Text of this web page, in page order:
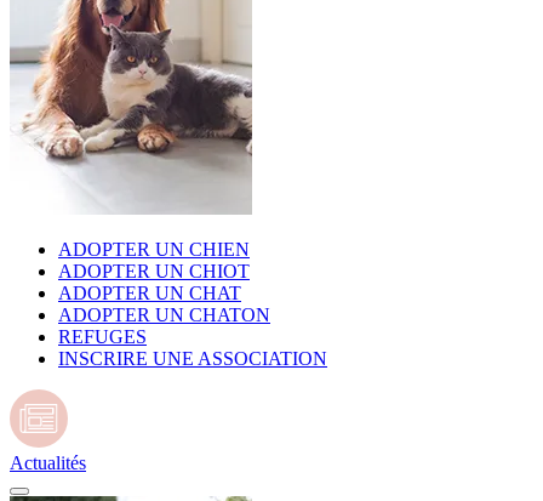
ADOPTER UN CHIEN
ADOPTER UN CHIOT
ADOPTER UN CHAT
ADOPTER UN CHATON
REFUGES
INSCRIRE UNE ASSOCIATION
Actualités